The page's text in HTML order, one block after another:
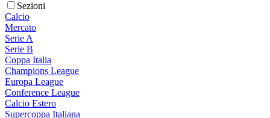
Sezioni
Calcio
Mercato
Serie A
Serie B
Coppa Italia
Champions League
Europa League
Conference League
Calcio Estero
Supercoppa Italiana